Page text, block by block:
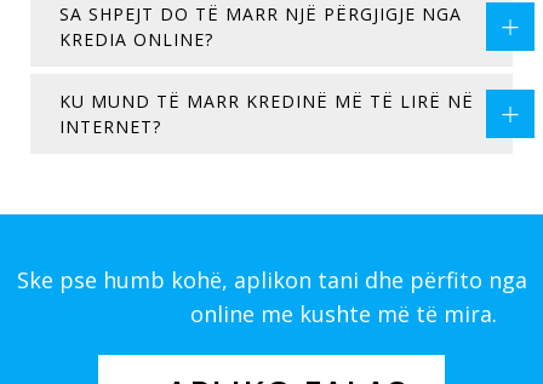
SA SHPEJT DO TË MARR NJË PËRGJIGJE NGA
KREDIA ONLINE?
KU MUND TË MARR KREDINË MË TË LIRË NË
INTERNET?
Ske pse humb kohë, aplikon tani dhe përfito nga
online me kushte më të mira.